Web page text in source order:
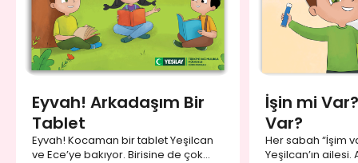
Eyvah! Arkadaşım Bir
Tablet
Eyvah! Kocaman bir tablet Yeşilcan
ve Ece’ye bakıyor. Birisine de çok
İşin mi
Var?
Her sabah “İşim
Yeşilcan’ın